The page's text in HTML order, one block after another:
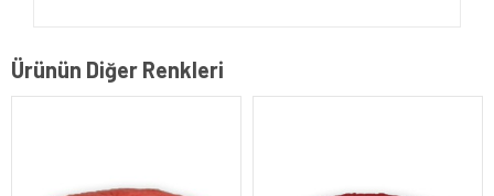
Ürünün Diğer Renkleri